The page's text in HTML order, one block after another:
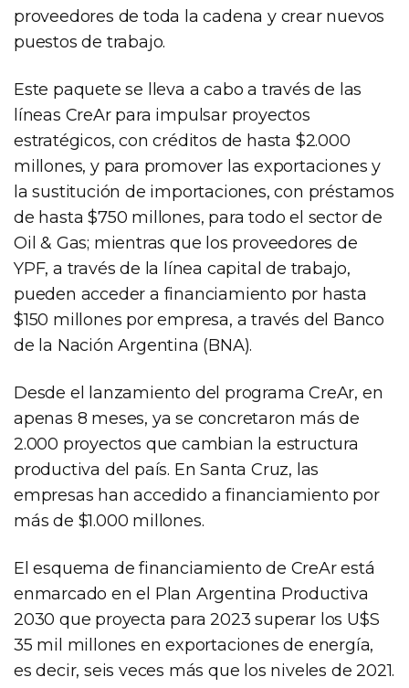
proveedores de toda la cadena y crear nuevos
puestos de trabajo.
Este paquete se lleva a cabo a través de las
líneas CreAr para impulsar proyectos
estratégicos, con créditos de hasta $2.000
millones, y para promover las exportaciones y
la sustitución de importaciones, con préstamos
de hasta $750 millones, para todo el sector de
Oil & Gas; mientras que los proveedores de
YPF, a través de la línea capital de trabajo,
pueden acceder a financiamiento por hasta
$150 millones por empresa, a través del Banco
de la Nación Argentina (BNA).
Desde el lanzamiento del programa CreAr, en
apenas 8 meses, ya se concretaron más de
2.000 proyectos que cambian la estructura
productiva del país. En Santa Cruz, las
empresas han accedido a financiamiento por
más de $1.000 millones.
El esquema de financiamiento de CreAr está
enmarcado en el Plan Argentina Productiva
2030 que proyecta para 2023 superar los U$S
35 mil millones en exportaciones de energía,
es decir, seis veces más que los niveles de 2021.